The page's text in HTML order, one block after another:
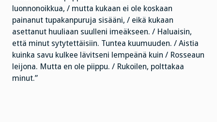
luonnonoikkua, / mutta kukaan ei ole koskaan
painanut tupakanpuruja sisääni, / eikä kukaan
asettanut huuliaan suulleni imeäkseen. / Haluaisin,
että minut sytytettäisiin. Tuntea kuumuuden. / Aistia
kuinka savu kulkee lävitseni lempeänä kuin / Rosseaun
leijona. Mutta en ole piippu. / Rukoilen, polttakaa
minut.”